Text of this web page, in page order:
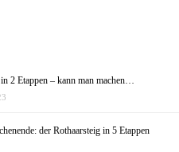
2 Etappen – kann man machen…
der Rothaarsteig in 5 Etappen